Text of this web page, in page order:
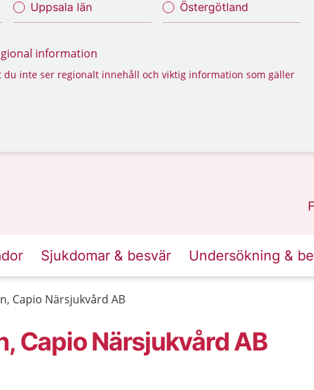
Uppsala län Östergötland
information
du inte ser regionalt innehåll och viktig information som gäller
Sjukdomar & besvär Undersökning &
Capio Närsjukvård AB
Capio Närsjukvård AB